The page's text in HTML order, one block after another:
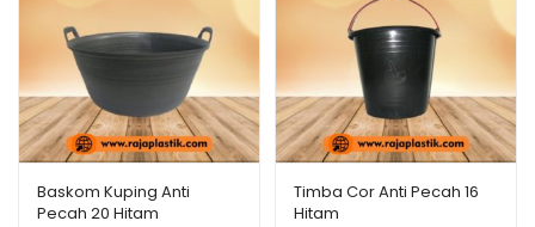
Baskom Kuping Anti
Pecah 20 Hitam
Timba Cor Anti Pecah 16
Hitam